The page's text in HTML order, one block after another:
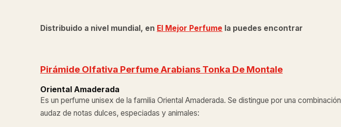
Distribuido a nivel mundial, en El Mejor Perfume la puedes encontrar
Pirámide Olfativa Perfume Arabians Tonka De Montale
Oriental Amaderada
Es un perfume unisex de la familia Oriental Amaderada. Se distingue por una combinación
audaz de notas dulces, especiadas y animales: